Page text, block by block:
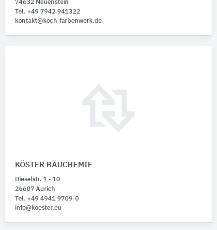
74632 Neuenstein
Tel. +49 7942 941322
kontakt@koch-farbenwerk.de
KÖSTER BAUCHEMIE
Dieselstr. 1 - 10
26607 Aurich
Tel. +49 4941 9709-0
info@koester.eu